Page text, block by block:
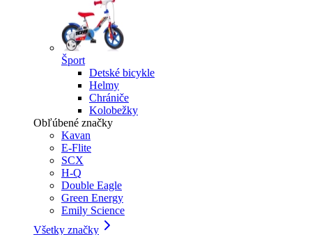
Šport
Detské bicykle
Helmy
Chrániče
Kolobežky
Obľúbené značky
Kavan
E-Flite
SCX
H-Q
Double Eagle
Green Energy
Emily Science
Všetky značky